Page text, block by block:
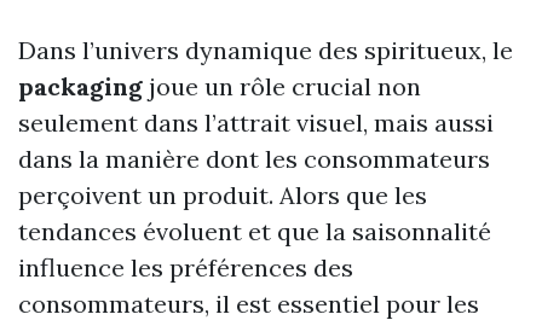
Dans l’univers dynamique des spiritueux, le
packaging joue un rôle crucial non
seulement dans l’attrait visuel, mais aussi
dans la manière dont les consommateurs
perçoivent un produit. Alors que les
tendances évoluent et que la saisonnalité
influence les préférences des
consommateurs, il est essentiel pour les